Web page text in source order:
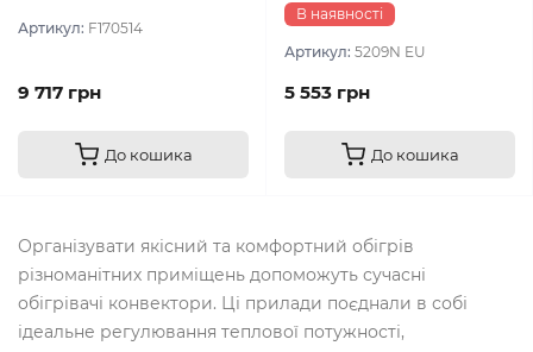
Артикул: F170514
9 717 грн
До кошика
В наявності
Артикул: 5209N EU
5 553 грн
До кошика
Організувати якісний та комфортний обігрів
різноманітних приміщень допоможуть сучасні
обігрівачі конвектори. Ці прилади поєднали в собі
ідеальне регулювання теплової потужності,